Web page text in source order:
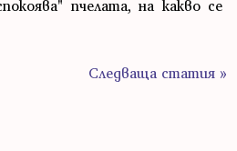
пчелата, на какво се
Следваща статия »